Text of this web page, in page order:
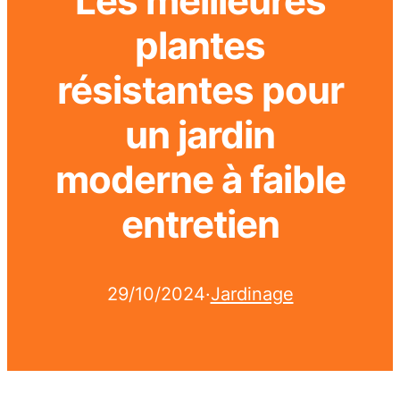
plantes
résistantes pour
un jardin
moderne à faible
entretien
29/10/2024·Jardinage